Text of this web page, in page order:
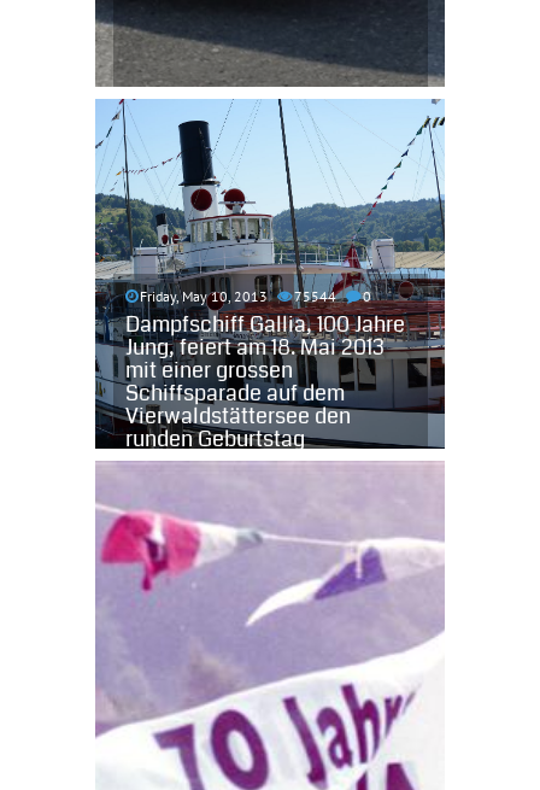
Friday, May 10, 2013 75544 0
Dampfschiff Gallia, 100 Jahre
Jung, feiert am 18. Mai 2013
mit einer grossen
Schiffsparade auf dem
Vierwaldstättersee den
runden Geburtstag